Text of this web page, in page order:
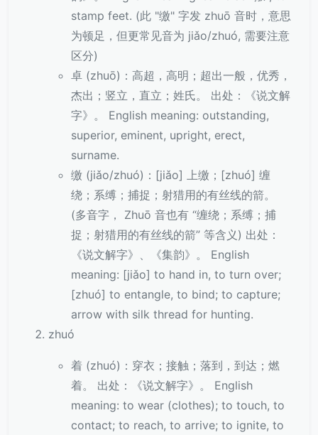
stamp feet. (此 "缴" 字发 zhuō 音时，意思
为顿足，但更常见音为 jiǎo/zhuó, 需要注意
区分)
卓 (zhuō)：高超，高明；超出一般，优秀，
杰出；竖立，直立；姓氏。 出处：《说文解
字》。 English meaning: outstanding,
superior, eminent, upright, erect,
surname.
缴 (jiǎo/zhuó)：[jiǎo] 上缴；[zhuó] 缠
绕；系缚；捕捉；射猎用的有丝线的箭。
(多音字， Zhuō 音也有 “缠绕；系缚；捕
捉；射猎用的有丝线的箭” 等含义) 出处：
《说文解字》、《集韵》。 English
meaning: [jiǎo] to hand in, to turn over;
[zhuó] to entangle, to bind; to capture;
arrow with silk thread for hunting.
zhuó
着 (zhuó)：穿衣；接触；落到，到达；燃
着。 出处：《说文解字》。 English
meaning: to wear (clothes); to touch, to
contact; to reach, to arrive; to ignite, to